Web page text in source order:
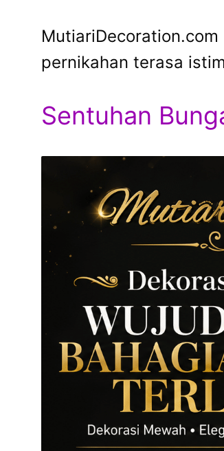
pernikahan terasa
Sentuhan